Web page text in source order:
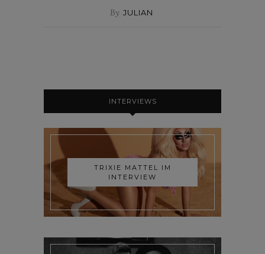
By JULIAN
INTERVIEWS
TRIXIE MATTEL IM
INTERVIEW